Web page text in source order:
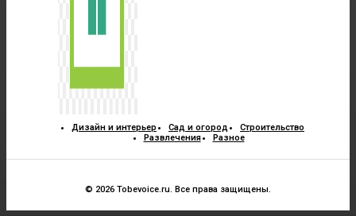
Дизайн и интерьер Сад и огород
Строительство
Развлечения
Разное
© 2026 Tobevoice.ru. Все права защищены.